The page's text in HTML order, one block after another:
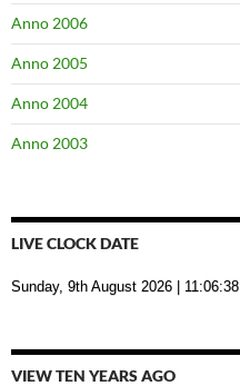
Anno 2006
Anno 2005
Anno 2004
Anno 2003
LIVE CLOCK DATE
Sunday, 9th August 2026 | 11:06:39
VIEW TEN YEARS AGO